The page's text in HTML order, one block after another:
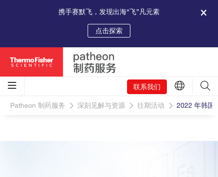
携手赛默飞，发现出海“飞”凡元素
点击探索
联系我们
Patheon 制药服务 深刻见解与资源 往期活动 2022 年韩国